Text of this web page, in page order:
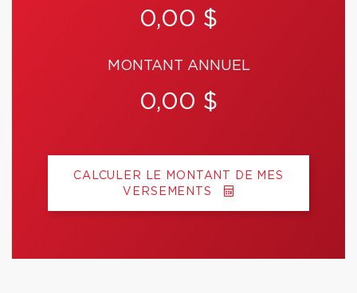
0,00 $
MONTANT ANNUEL
0,00 $
CALCULER LE MONTANT DE MES
VERSEMENTS